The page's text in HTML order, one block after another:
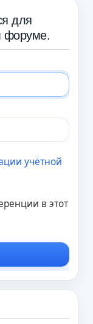
для
форуме.
учётной
в этот